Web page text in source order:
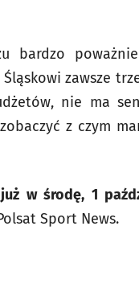
bardzo
zawsze
nie ma
z czym
w środę, 1
Sport News.